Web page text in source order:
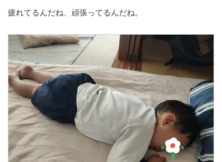
疲れてるんだね、頑張ってるんだね。